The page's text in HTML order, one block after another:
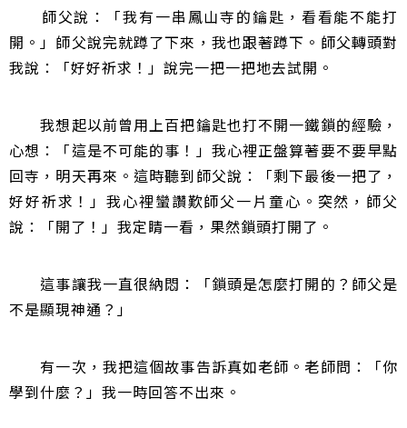
師父說：「我有一串鳳山寺的鑰匙，看看能不能打
開。」師父說完就蹲了下來，我也跟著蹲下。師父轉頭對
我說：「好好祈求！」說完一把一把地去試開。
我想起以前曾用上百把鑰匙也打不開一鐵鎖的經驗，
心想：「這是不可能的事！」我心裡正盤算著要不要早點
回寺，明天再來。這時聽到師父說：「剩下最後一把了，
好好祈求！」我心裡蠻讚歎師父一片童心。突然，師父
說：「開了！」我定睛一看，果然鎖頭打開了。
這事讓我一直很納悶：「鎖頭是怎麼打開的？師父是
不是顯現神通？」
有一次，我把這個故事告訴真如老師。老師問：「你
學到什麼？」我一時回答不出來。